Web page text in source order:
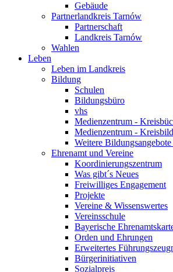
Gebäude
Partnerlandkreis Tarnów
Partnerschaft
Landkreis Tarnów
Wahlen
Leben
Leben im Landkreis
Bildung
Schulen
Bildungsbüro
vhs
Medienzentrum -
Medienzentrum -
Weitere
Ehrenamt und Vereine
Koordinierungszentrum
Was gibt´s Neues
Freiwilliges Engagement
Projekte
Vereine & Wissenswertes
Vereinsschule
Bayerische
Orden und Ehrungen
Erweitertes
Bürgerinitiativen
Sozialpreis